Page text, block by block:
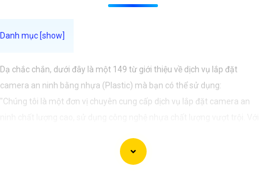
Dạ chắc chắn, dưới đây là một 149 từ giới thiệu về dịch vụ lắp đặt
camera an ninh bằng nhựa (Plastic) mà bạn có thể sử dụng:
"Chúng tôi là một đơn vị chuyên cung cấp dịch vụ lắp đặt camera an
khách hàng sự an tâm và yên tâm về an ninh tại mọi không gian. Hệ
thống camera nhựa của chúng An Thành Phát Không chỉ mang lại hình